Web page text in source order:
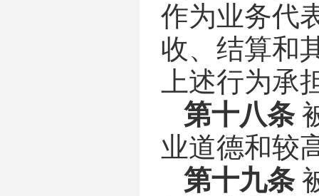
作为业务代
收、结算和
上述行为承
第十八条
业道德和较
第十九条